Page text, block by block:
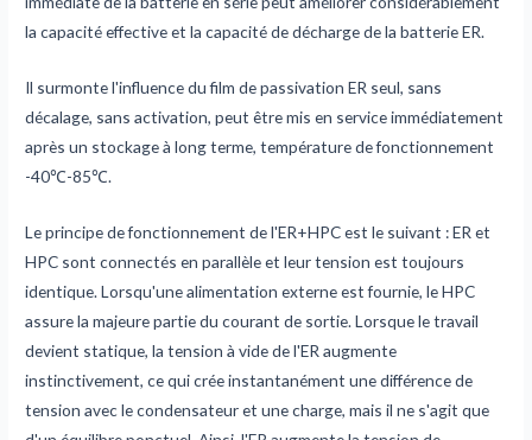
la capacité effective et la capacité de décharge de la batterie ER.
Il surmonte l'influence du film de passivation ER seul, sans
décalage, sans activation, peut être mis en service immédiatement
après un stockage à long terme, température de fonctionnement
-40℃-85℃.
Le principe de fonctionnement de l'ER+HPC est le suivant : ER et
HPC sont connectés en parallèle et leur tension est toujours
identique. Lorsqu'une alimentation externe est fournie, le HPC
assure la majeure partie du courant de sortie. Lorsque le travail
devient statique, la tension à vide de l'ER augmente
instinctivement, ce qui crée instantanément une différence de
tension avec le condensateur et une charge, mais il ne s'agit que